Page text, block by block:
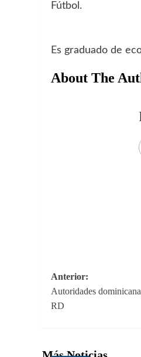
Fútbol.
Es graduado de
About The
Navegación
de
Anterior:
Autoridades
RD